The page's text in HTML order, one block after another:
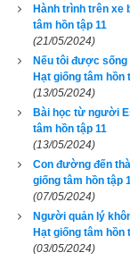
nhưng ông sẽ giúp
Kể từ ngày hôm
phiêu lưu mới vì
tiêu mới của bà.
Bà muốn tôi đưa
một đĩa nhạc mà
của tôi... Bà thật
thăm, bà vỗ vào
"Cháu sẽ không
nay!". Rồi bà hồ
Hành trình trên xe
tâm hồn tập 11
(21/05/2024)
Nếu tôi được sống
Hạt giống tâm hồn
(13/05/2024)
Bài học từ người
tâm hồn tập 11
(13/05/2024)
Con đường đến
giống tâm hồn tập
(07/05/2024)
Người quản lý
Hạt giống tâm hồn
(03/05/2024)